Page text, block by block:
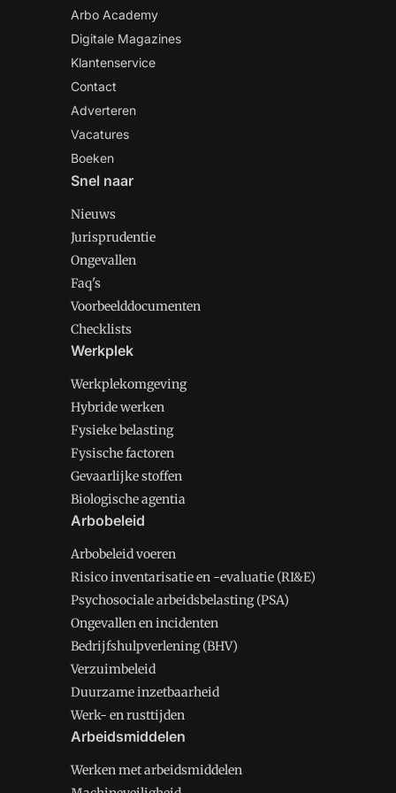
Arbo Academy
Digitale Magazines
Klantenservice
Contact
Adverteren
Vacatures
Boeken
Snel naar
Nieuws
Jurisprudentie
Ongevallen
Faq's
Voorbeelddocumenten
Checklists
Werkplek
Werkplekomgeving
Hybride werken
Fysieke belasting
Fysische factoren
Gevaarlijke stoffen
Biologische agentia
Arbobeleid
Arbobeleid voeren
Risico inventarisatie en -evaluatie (RI&E)
Psychosociale arbeidsbelasting (PSA)
Ongevallen en incidenten
Bedrijfshulpverlening (BHV)
Verzuimbeleid
Duurzame inzetbaarheid
Werk- en rusttijden
Arbeidsmiddelen
Werken met arbeidsmiddelen